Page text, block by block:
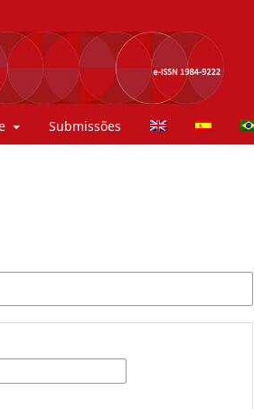
Submissões